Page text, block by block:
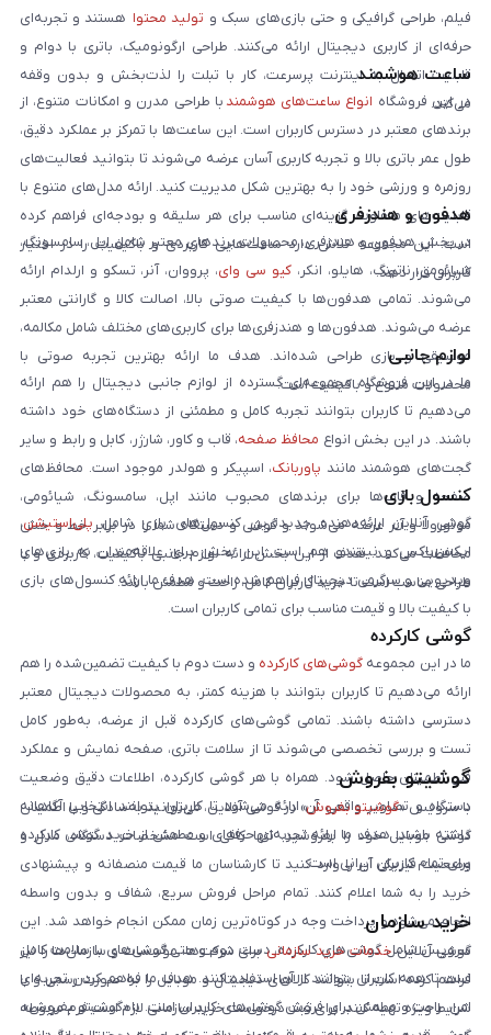
فیلم، طراحی گرافیکی و حتی بازی‌های سبک و تولید محتوا هستند و تجربه‌ای
حرفه‌ای از کاربری دیجیتال ارائه می‌کنند. طراحی ارگونومیک، باتری با دوام و
قابلیت اتصال به اینترنت پرسرعت، کار با تبلت را لذت‌بخش و بدون وقفه
می‌کند.
ساعت هوشمند
در این فروشگاه انواع ساعت‌های هوشمند با طراحی مدرن و امکانات متنوع، از
برندهای معتبر در دسترس کاربران است. این ساعت‌ها با تمرکز بر عملکرد دقیق،
طول عمر باتری بالا و تجربه کاربری آسان عرضه می‌شوند تا بتوانید فعالیت‌های
روزمره و ورزشی خود را به بهترین شکل مدیریت کنید. ارائه مدل‌های متنوع با
قابلیت‌های متفاوت، گزینه‌ای مناسب برای هر سلیقه و بودجه‌ای فراهم کرده
است. این مجموعه تلاش دارد ساعت‌هایی کاربردی و باکیفیت را در اختیار
کاربران قرار دهد.
هدفون و هندزفری
در بخش هدفون و هندزفری، محصولات برندهای معتبر شامل اپل، سامسونگ،
شیائومی، ناتینگ، هایلو، انکر، کیو سی وای، پرووان، آنر، تسکو و ارلدام ارائه
می‌شوند. تمامی هدفون‌ها با کیفیت صوتی بالا، اصالت کالا و گارانتی معتبر
عرضه می‌شوند. هدفون‌ها و هندزفری‌ها برای کاربری‌های مختلف شامل مکالمه،
موسیقی و بازی طراحی شده‌اند. هدف ما ارائه بهترین تجربه صوتی با
محصولات متنوع و باکیفیت است.
لوازم جانبی
ما در این فروشگاه مجموعه‌ای گسترده از لوازم جانبی دیجیتال را هم ارائه
می‌دهیم تا کاربران بتوانند تجربه کامل و مطمئنی از دستگاه‌های خود داشته
باشند. در این بخش انواع محافظ صفحه، قاب و کاور، شارژر، کابل و رابط و سایر
گجت‌های هوشمند مانند پاوربانک، اسپیکر و هولدر موجود است. محافظ‌های
صفحه و قاب‌ها برای برندهای محبوب مانند اپل، سامسونگ، شیائومی،
موتورولا و آنر عرضه می‌شوند و گوشی و دستگاه شما را در برابر خط و خش
محافظت می‌کنند. هدف از این بخش ارائه لوازم جانبی باکیفیت، کاربردی و با
طراحی مناسب است تا خرید کاربران کامل، راحت و مطمئن باشد.
کنسول بازی
گوشی آنلاین ارائه‌دهنده جدیدترین کنسول‌های بازی شامل پلی‌استیشن،
ایکس‌باکس و نینتندو هم است. این بخش برای علاقه‌مندان به بازی‌های
ویدیویی و سرگرمی دیجیتال فراهم شده است. هدف ما ارائه کنسول‌های بازی
با کیفیت بالا و قیمت مناسب برای تمامی کاربران است.
گوشی کارکرده
ما در این مجموعه گوشی‌های کارکرده و دست دوم با کیفیت تضمین‌شده را هم
ارائه می‌دهیم تا کاربران بتوانند با هزینه کمتر، به محصولات دیجیتال معتبر
دسترسی داشته باشند. تمامی گوشی‌های کارکرده قبل از عرضه، به‌طور کامل
تست و بررسی تخصصی می‌شوند تا از سلامت باتری، صفحه نمایش و عملکرد
فنی اطمینان حاصل شود. همراه با هر گوشی کارکرده، اطلاعات دقیق وضعیت
دستگاه و تصاویر واقعی آن ارائه می‌شود تا کاربران بتوانند انتخابی آگاهانه
داشته باشند. هدف ما ارائه تجربه‌ای حرفه‌ای و مطمئن از خرید گوشی کارکرده
برای تمام کاربران ایرانی است.
گوشیتو بفروش
با سرویس «گوشیتو بفروش» در گوشی آنلاین، می‌توانید به‌سادگی و با اطمینان
گوشی موبایل خود را بفروشید. تنها کافی است مشخصات دستگاه، مدل و
وضعیت فیزیکی آن را وارد کنید تا کارشناسان ما قیمت منصفانه و پیشنهادی
خرید را به شما اعلام کنند. تمام مراحل فروش سریع، شفاف و بدون واسطه
انجام می‌شود و پرداخت وجه در کوتاه‌ترین زمان ممکن انجام خواهد شد. این
سرویس شامل گوشی‌های کارکرده، دست دوم و حتی گوشی‌های با سلامت کامل
است تا همه کاربران بتوانند از آن استفاده کنند. هدف ما فراهم کردن تجربه‌ای
امن، راحت و مطمئن برای فروش گوشی‌های کاربران است. با «گوشیتو بفروش»،
خرید سازمان
گوشی آنلاینخدمات خرید سازمانیبرای شرکت‌ها، مؤسسات و سازمان‌ها را نیز
فراهم کرده است تا بتوانند کالاهای دیجیتال و موبایل را به صورت رسمی و با
شرایط ویژه تهیه کنند. برای ثبت درخواست خرید سازمانی لازم است فرم مربوطه